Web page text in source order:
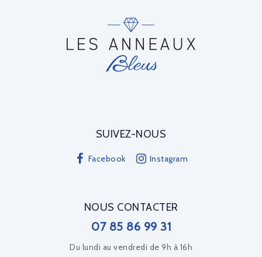
SUIVEZ-NOUS
Facebook Instagram
NOUS CONTACTER
07 85 86 99 31
Du lundi au vendredi de 9h à 16h